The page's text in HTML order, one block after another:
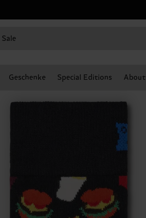
Sale
Geschenke Special Editions About